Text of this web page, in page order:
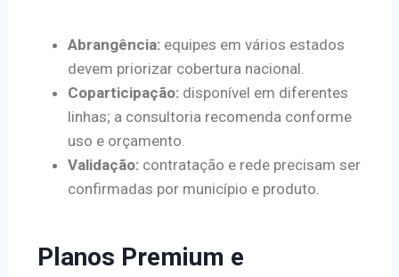
Abrangência: equipes em vários estados
devem priorizar cobertura nacional.
Coparticipação: disponível em diferentes
linhas; a consultoria recomenda conforme
uso e orçamento.
Validação: contratação e rede precisam ser
confirmadas por município e produto.
Planos Premium e